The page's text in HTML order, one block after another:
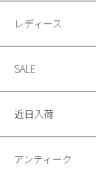
レディース
SALE
近日入荷
アンティーク